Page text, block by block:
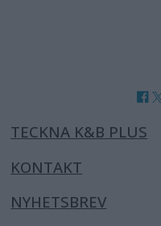
TECKNA K&B PLUS
KONTAKT
NYHETSBREV